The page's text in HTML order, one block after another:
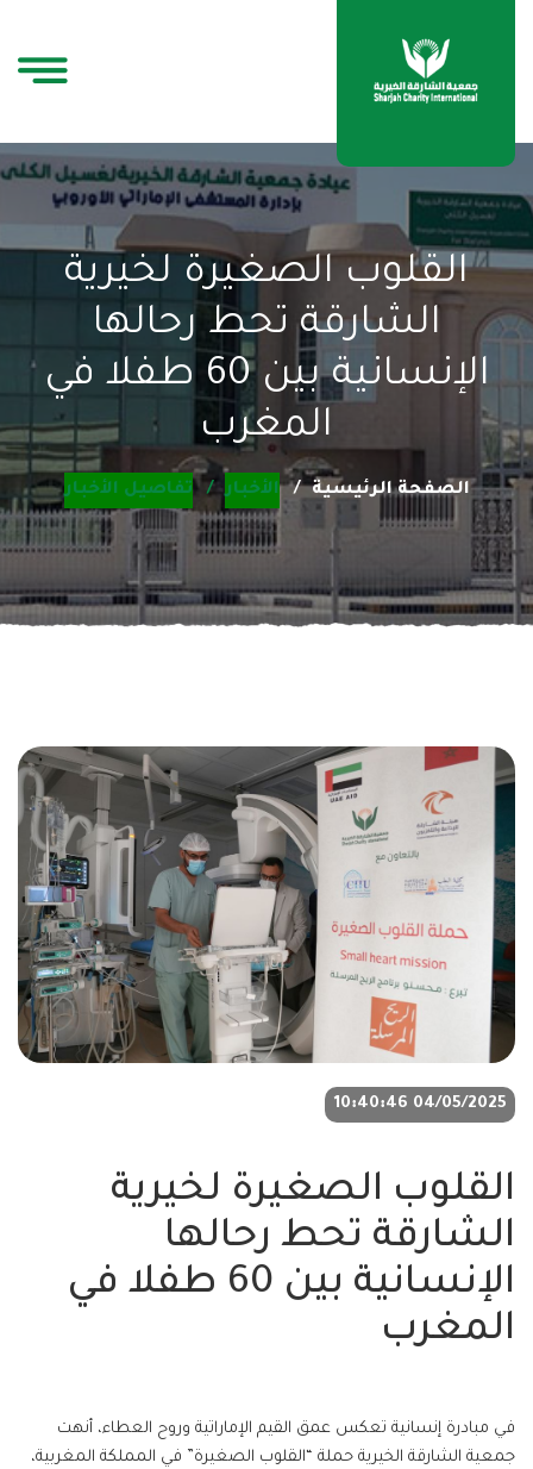
القلوب الصغيرة لخيرية
الشارقة تحط رحالها
الإنسانية بين 60 طفلا في
المغرب
الصفحة الرئيسية الأخبار تفاصيل الأخبار
04/05/2025 10:40:46
القلوب الصغيرة لخيرية
الشارقة تحط رحالها
الإنسانية بين 60 طفلا في
المغرب
في مبادرة إنسانية تعكس عمق القيم الإماراتية وروح العطاء، أنهت
جمعية الشارقة الخيرية حملة “القلوب الصغيرة” في المملكة المغربية،